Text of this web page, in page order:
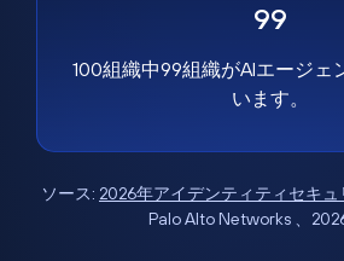
99
100組織中99組織がAIエージェ
います。
ソース: 2026年アイデンティティセキ
Palo Alto Networks 、